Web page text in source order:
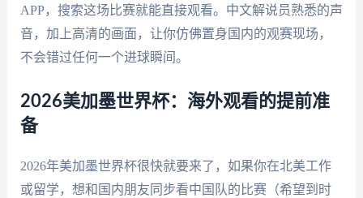
APP，搜索这场比赛就能直接观看。中文解说员熟悉的声
音，加上高清的画面，让你仿佛置身国内的观赛现场，
不会错过任何一个进球瞬间。
2026美加墨世界杯：海外观看的提前准
备
2026年美加墨世界杯很快就要来了，如果你在北美工作
或留学，想和国内朋友同步看中国队的比赛（希望到时